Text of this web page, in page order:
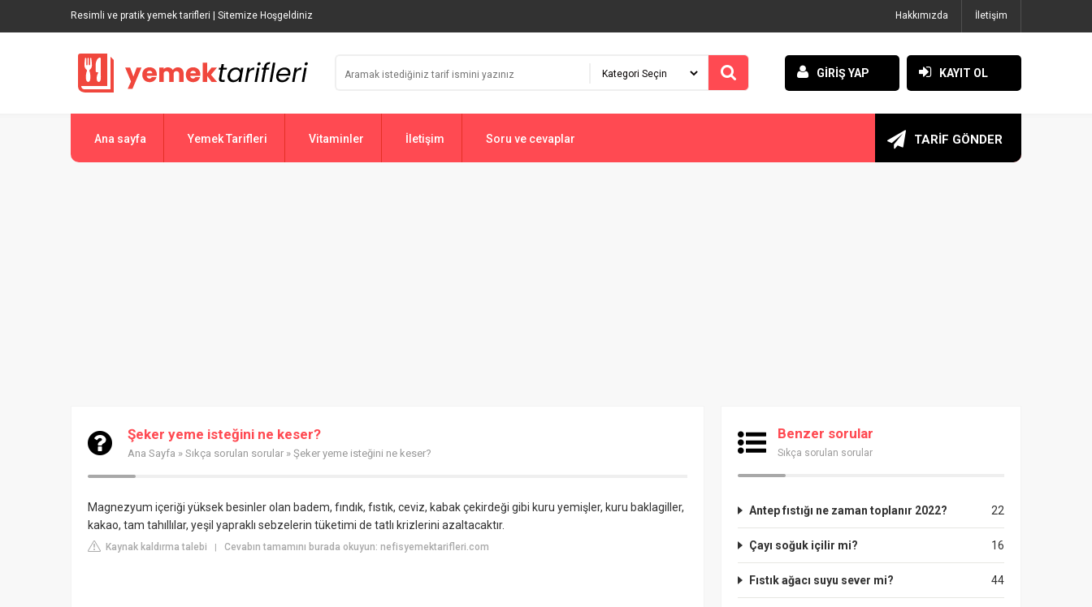
Resimli ve pratik yemek tarifleri | Sitemize Hoşgeldiniz Hakkımızda İletişim
GİRİŞ YAP KAYIT OL
Ana sayfa Yemek Tarifleri Vitaminler İletişim Soru ve cevaplar TARİF GÖNDER
Şeker yeme isteğini ne keser?
Ana Sayfa » Sıkça sorulan sorular » Şeker yeme isteğini ne keser?
Magnezyum içeriği yüksek besinler olan badem, fındık, fıstık, ceviz, kabak çekirdeği gibi kuru yemişler, kuru baklagiller,
kakao, tam tahıllılar, yeşil yapraklı sebzelerin tüketimi de tatlı krizlerini azaltacaktır.
Kaynak kaldırma talebi | Cevabın tamamını burada okuyun: nefisyemektarifleri.com
Benzer sorular
Sıkça sorulan sorular
22
Antep fıstığı ne zaman toplanır 2022?
16
Çayı soğuk içilir mi?
44
Fıstık ağacı suyu sever mi?